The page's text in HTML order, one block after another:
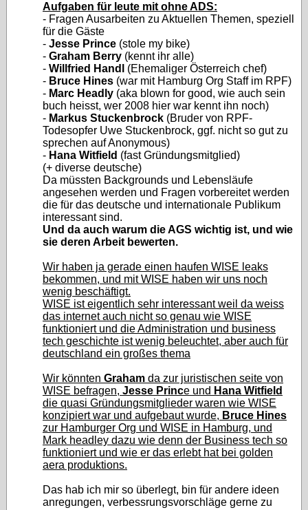
Aufgaben für leute mit ohne ADS:
- Fragen Ausarbeiten zu Aktuellen Themen, speziell
für die Gäste
- Jesse Prince (stole my bike)
- Graham Berry (kennt ihr alle)
- Willfried Handl
(Ehemaliger Österreich chef)
- Bruce Hines (war mit Hamburg Org Staff im RPF)
- Marc Headly (aka blown for good, wie auch sein
buch heisst, wer 2008 hier war kennt ihn noch)
- Markus Stuckenbrock (Bruder von RPF-
Todesopfer Uwe Stuckenbrock, ggf. nicht so gut zu
sprechen auf Anonymous)
- Hana Witfield (fast Gründungsmitglied)
(+ diverse deutsche)
Da müssten Backgrounds und Lebensläufe
angesehen werden und Fragen vorbereitet werden
die für das deutsche und internationale Publikum
interessant sind.
Und da auch warum die AGS wichtig ist, und wie
sie deren Arbeit bewerten.
Wir haben ja gerade einen haufen WISE leaks
bekommen, und mit WISE haben wir uns noch
wenig beschäftigt.
WISE ist eigentlich sehr interessant weil da weiss
das internet auch nicht so genau wie WISE
funktioniert und die Administration und business
tech geschichte ist wenig beleuchtet, aber auch für
deutschland ein großes thema
Wir könnten Graham da zur juristischen seite von
WISE befragen, Jesse Prince und Hana Witfield
die quasi Gründungsmitglieder waren wie WISE
konzipiert war und aufgebaut wurde, Bruce Hines
zur Hamburger Org und WISE in Hamburg, und
Mark headley dazu wie denn der Business tech so
funktioniert und wie er das erlebt hat bei golden
aera produktions.
Das hab ich mir so überlegt, bin für andere ideen
anregungen, verbessrungsvorschläge gerne zu